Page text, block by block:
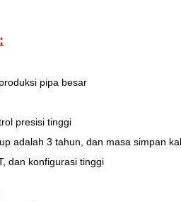
pipa besar
presisi tinggi
adalah 3 tahun, dan masa simpan
dan konfigurasi tinggi